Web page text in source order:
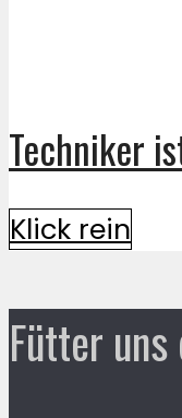
Techniker
Klick rein
Fütter uns